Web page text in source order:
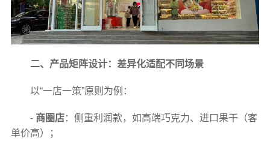
二、产品矩阵设计：差异化适配不同场景
以“一店一策”原则为例：
- 商圈店：侧重利润款，如高端巧克力、进口果干（客
单价高）；